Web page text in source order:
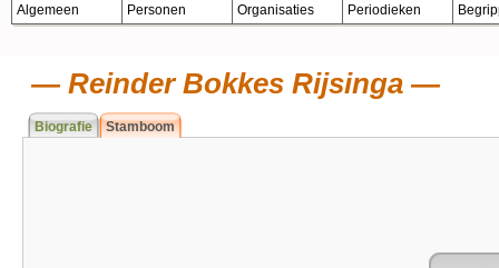
Algemeen Personen Organisaties Periodieken
Reinder Bokkes Rijsinga
Biografie Stamboom